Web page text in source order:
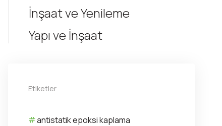
İnşaat ve Yenileme
Yapı ve İnşaat
Etiketler
antistatik epoksi kaplama